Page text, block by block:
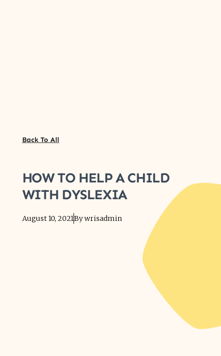
Back To All
HOW TO HELP A CHILD
WITH DYSLEXIA
August 10, 2021Bywrisadmin